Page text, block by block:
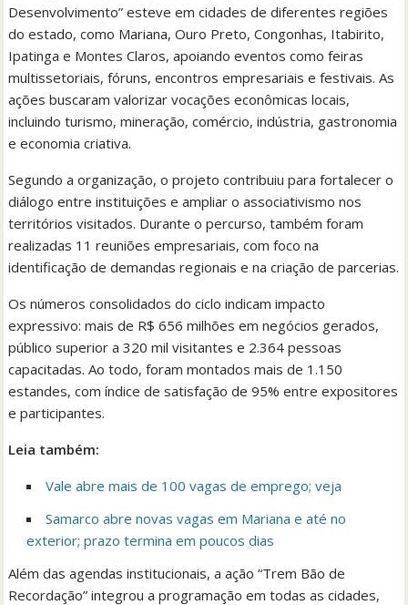
Desenvolvimento” esteve em cidades de diferentes regiões
do estado, como Mariana, Ouro Preto, Congonhas, Itabirito,
Ipatinga e Montes Claros, apoiando eventos como feiras
multissetoriais, fóruns, encontros empresariais e festivais. As
ações buscaram valorizar vocações econômicas locais,
incluindo turismo, mineração, comércio, indústria, gastronomia
e economia criativa.
Segundo a organização, o projeto contribuiu para fortalecer o
diálogo entre instituições e ampliar o associativismo nos
territórios visitados. Durante o percurso, também foram
realizadas 11 reuniões empresariais, com foco na
identificação de demandas regionais e na criação de parcerias.
Os números consolidados do ciclo indicam impacto
expressivo: mais de R$ 656 milhões em negócios gerados,
público superior a 320 mil visitantes e 2.364 pessoas
capacitadas. Ao todo, foram montados mais de 1.150
estandes, com índice de satisfação de 95% entre expositores
e participantes.
Leia também:
Vale abre mais de 100 vagas de emprego; veja
Samarco abre novas vagas em Mariana e até no
exterior; prazo termina em poucos dias
Além das agendas institucionais, a ação “Trem Bão de
Recordação” integrou a programação em todas as cidades,